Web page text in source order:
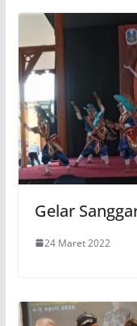
Gelar
24 Maret 2022